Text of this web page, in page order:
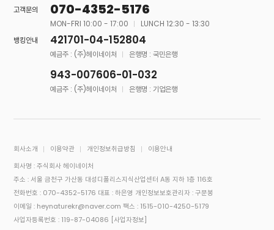
고객문의
070-4352-5176
MON-FRI 10:00 - 17:00
LUNCH 12:30 - 13:30
뱅킹안내
421701-04-152804
예금주 : (주)헤이네이처 은행명 : 국민은행
943-007606-01-032
예금주 : (주)헤이네이처 은행명 : 기업은행
회사소개 이용약관 개인정보취급방침
이용안내
회사명 : 주식회사 헤이네이처
주소 : 서울 금천구 가산동 대성디폴리스지식산업센터 A동 지하 1층 116호
전화번호 : 070-4352-5176 대표 : 하은영 개인정보보호관리자 : 구문봉
이메일 : heynaturekr@naver.com 팩스 : 1515-010-4250-5179
사업자등록번호 : 119-87-04086 [사업자정보]